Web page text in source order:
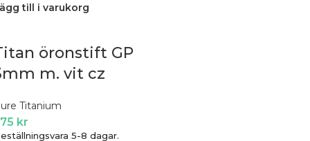
till i varukorg
öronstift GP
m. vit cz
Titanium
kr
5-8 dagar.